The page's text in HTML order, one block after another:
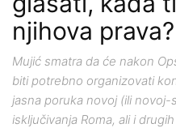
njihova prava?
Mujić smatra da će nakon
biti potrebno organizovati
jasna poruka novoj (ili
isključivanja Roma, ali i